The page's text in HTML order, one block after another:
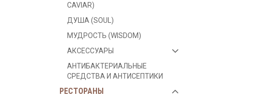
CAVIAR)
ДУША (SOUL)
МУДРОСТЬ (WISDOM)
АКСЕССУАРЫ
АНТИБАКТЕРИАЛЬНЫЕ
СРЕДСТВА И АНТИСЕПТИКИ
РЕСТОРАНЫ